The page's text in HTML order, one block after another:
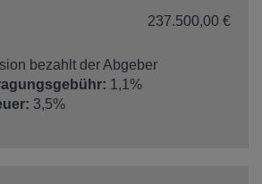
237.500,00 €
bezahlt der Abgeber
1,1%
3,5%